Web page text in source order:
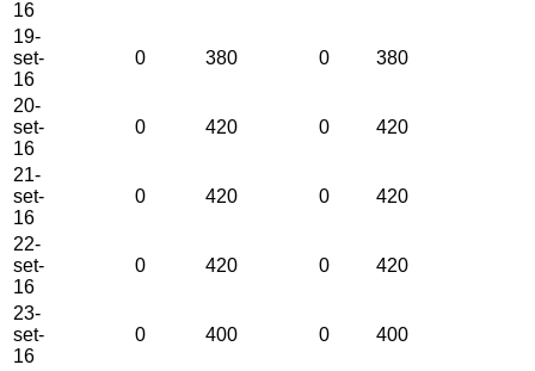
16
19-
set-
16
0 380 0 380
20-
set-
16
0 420 0 420
21-
set-
16
0 420 0 420
22-
set-
16
0 420 0 420
23-
set-
16
0 400 0 400